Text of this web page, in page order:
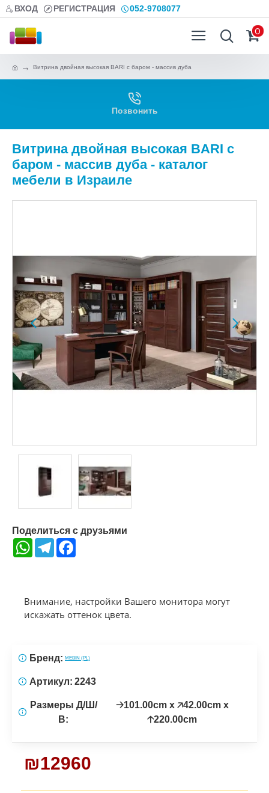
ВХОД РЕГИСТРАЦИЯ 052-9708077
0
Витрина двойная высокая BARI с баром - массив дуба
Позвонить
Витрина двойная высокая BARI с
баром - массив дуба - каталог
мебели в Израиле
Поделиться с друзьями
WhatsAppTelegram
Внимание, настройки Вашего монитора могут
искажать оттенок цвета.
₪12960
Бренд: MEBIN (PL)
Артикул: 2243
Размеры Д/Ш/
В:
🡢101.00cm x 🡥42.00cm x
🡡220.00cm